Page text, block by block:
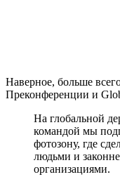
Наверное, больше
Преконференции и
На глобальной
командой мы
фотозону, где
людьми и
организациями.